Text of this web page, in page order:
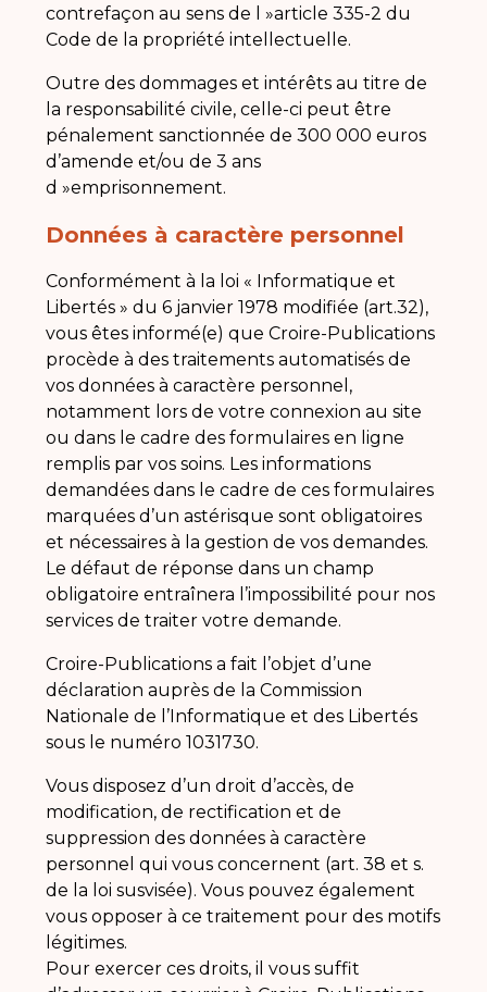
contrefaçon au sens de l »article 335-2 du
Code de la propriété intellectuelle.
Outre des dommages et intérêts au titre de
la responsabilité civile, celle-ci peut être
pénalement sanctionnée de 300 000 euros
d’amende et/ou de 3 ans
d »emprisonnement.
Données à caractère personnel
Conformément à la loi « Informatique et
Libertés » du 6 janvier 1978 modifiée (art.32),
vous êtes informé(e) que Croire-Publications
procède à des traitements automatisés de
vos données à caractère personnel,
notamment lors de votre connexion au site
ou dans le cadre des formulaires en ligne
remplis par vos soins. Les informations
demandées dans le cadre de ces formulaires
marquées d’un astérisque sont obligatoires
et nécessaires à la gestion de vos demandes.
Le défaut de réponse dans un champ
obligatoire entraînera l’impossibilité pour nos
services de traiter votre demande.
Croire-Publications a fait l’objet d’une
déclaration auprès de la Commission
Nationale de l’Informatique et des Libertés
sous le numéro 1031730.
Vous disposez d’un droit d’accès, de
modification, de rectification et de
suppression des données à caractère
personnel qui vous concernent (art. 38 et s.
de la loi susvisée). Vous pouvez également
vous opposer à ce traitement pour des motifs
légitimes.
Pour exercer ces droits, il vous suffit